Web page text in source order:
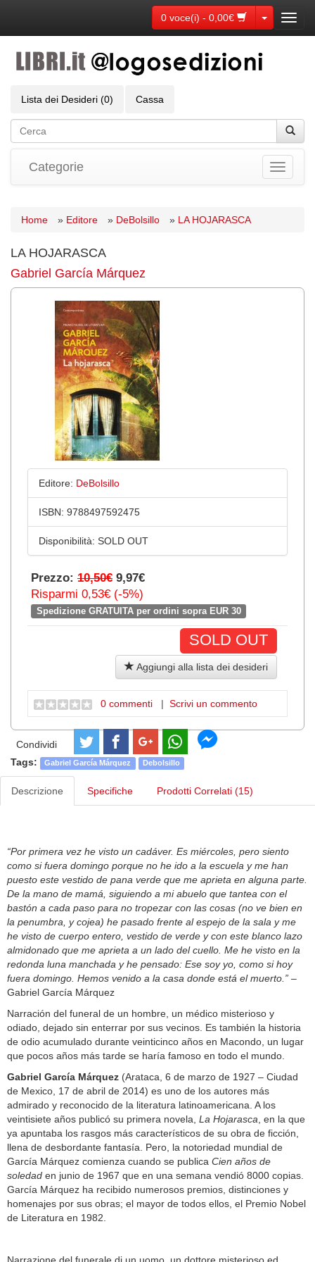
0 voce(i) - 0,00€ Toggle
Lista dei Desideri (0) Cassa
Toggle
Categorie
Home » Editore » DeBolsillo » LA HOJARASCA
LA HOJARASCA
Gabriel García Márquez
Editore: DeBolsillo
ISBN: 9788497592475
Disponibilità: SOLD OUT
Prezzo: 10,50€ 9,97€
Risparmi 0,53€ (-5%)
Spedizione GRATUITA per ordini sopra EUR 30
SOLD OUT
Aggiungi alla lista dei desideri
0 commenti | Scrivi un commento
Condividi
Tags:
Gabriel García Márquez Debolsillo
Descrizione Specifiche Prodotti Correlati (15)
“Por primera vez he visto un cadáver. Es miércoles, pero siento
como si fuera domingo porque no he ido a la escuela y me han
puesto este vestido de pana verde que me aprieta en alguna parte.
De la mano de mamá, siguiendo a mi abuelo que tantea con el
bastón a cada paso para no tropezar con las cosas (no ve bien en
la penumbra, y cojea) he pasado frente al espejo de la sala y me
he visto de cuerpo entero, vestido de verde y con este blanco lazo
almidonado que me aprieta a un lado del cuello. Me he visto en la
redonda luna manchada y he pensado: Ese soy yo, como si hoy
fuera domingo. Hemos venido a la casa donde está el muerto.” –
Gabriel García Márquez
Narración del funeral de un hombre, un médico misterioso y
odiado, dejado sin enterrar por sus vecinos. Es también la historia
de odio acumulado durante veinticinco años en Macondo, un lugar
que pocos años más tarde se haría famoso en todo el mundo.
Gabriel García Márquez (Arataca, 6 de marzo de 1927 – Ciudad
de Mexico, 17 de abril de 2014) es uno de los autores más
admirado y reconocido de la literatura latinoamericana. A los
veintisiete años publicó su primera novela, La Hojarasca, en la que
ya apuntaba los rasgos más característicos de su obra de ficción,
llena de desbordante fantasía. Pero, la notoriedad mundial de
García Márquez comienza cuando se publica Cien años de
soledad en junio de 1967 que en una semana vendió 8000 copias.
García Márquez ha recibido numerosos premios, distinciones y
homenajes por sus obras; el mayor de todos ellos, el Premio Nobel
de Literatura en 1982.